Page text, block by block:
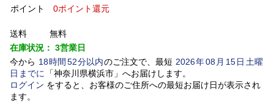
ポイント
0ポイント還元
送料
無料
在庫状況： 3営業日
今から 18時間 52分以内のご注文で、最短 2026年08 月 15日土曜
日 までに 「神奈川県横浜市」 へお届けします。
ログイン をすると、お客様のご住所への最短お届け日が表示され
ます。